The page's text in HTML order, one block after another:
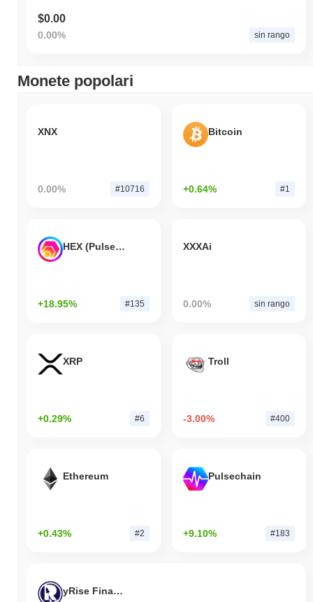
$0.00
0.00% sin rango
Monete popolari
XNX
0.00% #10716
Bitcoin
+0.64% #1
HEX (Pulsechain)
+18.95% #135
XXXAi
0.00% sin rango
XRP
+0.29% #6
Troll
-3.00% #400
Ethereum
+0.43% #2
Pulsechain
+9.10% #183
yRise Finance